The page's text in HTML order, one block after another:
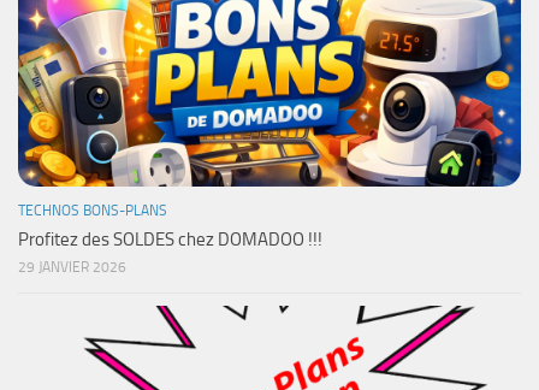
TECHNOS BONS-PLANS
Profitez des SOLDES chez DOMADOO !!!
29 JANVIER 2026